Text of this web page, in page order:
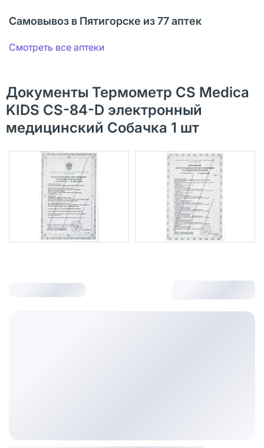
Самовывоз в Пятигорске из 77 аптек
Смотреть все аптеки
Документы Термометр CS Medica
KIDS CS-84-D электронный
медицинский Собачка 1 шт